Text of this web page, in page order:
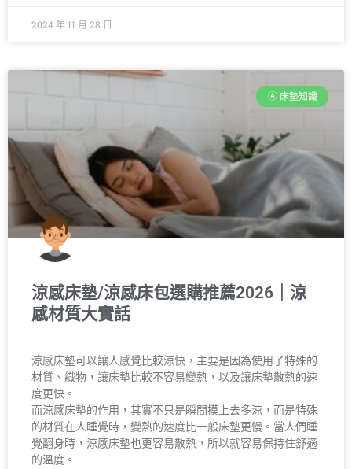
2024 年 11 月 28 日
Ⓐ 床墊知識
涼感床墊/涼感床包選購推薦2026｜涼
感材質大實話
涼感床墊可以讓人感覺比較涼快，主要是因為使用了特殊的
材質、織物，讓床墊比較不容易變熱，以及讓床墊散熱的速
度更快。
而涼感床墊的作用，其實不只是瞬間摸上去多涼，而是特殊
的材質在人睡覺時，變熱的速度比一般床墊更慢。當人們睡
覺翻身時，涼感床墊也更容易散熱，所以就容易保持住舒適
的溫度。